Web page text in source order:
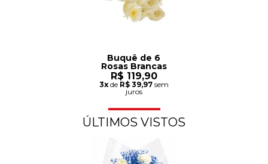
Buquê de 6
Rosas Brancas
R$ 119,90
3xde R$ 39,97sem
juros
ÚLTIMOS VISTOS